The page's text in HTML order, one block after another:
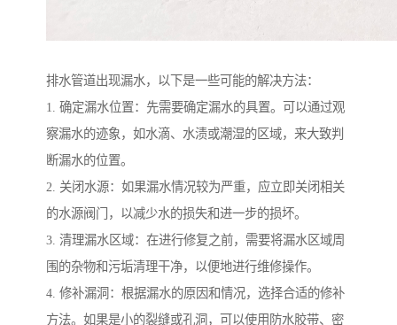
排水管道出现漏水，以下是一些可能的解决方法：
1. 确定漏水位置：先需要确定漏水的具置。可以通过观
察漏水的迹象，如水滴、水渍或潮湿的区域，来大致判
断漏水的位置。
2. 关闭水源：如果漏水情况较为严重，应立即关闭相关
的水源阀门，以减少水的损失和进一步的损坏。
3. 清理漏水区域：在进行修复之前，需要将漏水区域周
围的杂物和污垢清理干净，以便地进行维修操作。
4. 修补漏洞：根据漏水的原因和情况，选择合适的修补
方法。如果是小的裂缝或孔洞，可以使用防水胶带、密